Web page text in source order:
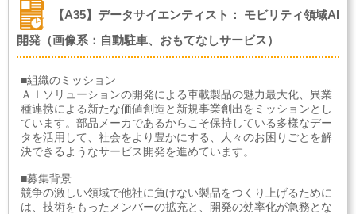
【A35】データサイエンティスト： モビリティ領域AI
開発（画像系：自動駐車、おもてなしサービス）
■組織のミッション
ＡＩソリューションの開発による車載製品の魅力最大化、異業
種連携による新たな価値創造と新規事業創出をミッションとし
ています。部品メーカであるからこそ保持している多様なデー
タを活用して、社会をより豊かにする、人々のお困りごとを解
決できるようなサービス開発を進めています。
■募集背景
競争の激しい領域で他社に負けない製品をつくり上げるために
は、技術をもったメンバーの拡充と、開発の効率化が急務とな